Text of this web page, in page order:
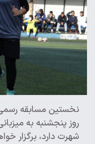
نخستین مسابقه
روز پنجشنبه به
شهرت دارد، برگزار